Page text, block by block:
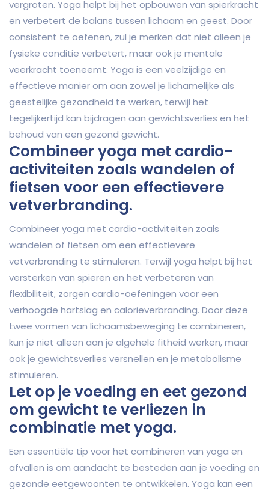
vergroten. Yoga helpt bij het opbouwen van spierkracht
en verbetert de balans tussen lichaam en geest. Door
consistent te oefenen, zul je merken dat niet alleen je
fysieke conditie verbetert, maar ook je mentale
veerkracht toeneemt. Yoga is een veelzijdige en
effectieve manier om aan zowel je lichamelijke als
geestelijke gezondheid te werken, terwijl het
tegelijkertijd kan bijdragen aan gewichtsverlies en het
behoud van een gezond gewicht.
Combineer yoga met cardio-
activiteiten zoals wandelen of
fietsen voor een effectievere
vetverbranding.
Combineer yoga met cardio-activiteiten zoals
wandelen of fietsen om een effectievere
vetverbranding te stimuleren. Terwijl yoga helpt bij het
versterken van spieren en het verbeteren van
flexibiliteit, zorgen cardio-oefeningen voor een
verhoogde hartslag en calorieverbranding. Door deze
twee vormen van lichaamsbeweging te combineren,
kun je niet alleen aan je algehele fitheid werken, maar
ook je gewichtsverlies versnellen en je metabolisme
stimuleren.
Let op je voeding en eet gezond
om gewicht te verliezen in
combinatie met yoga.
Een essentiële tip voor het combineren van yoga en
afvallen is om aandacht te besteden aan je voeding en
gezonde eetgewoonten te ontwikkelen. Yoga kan een